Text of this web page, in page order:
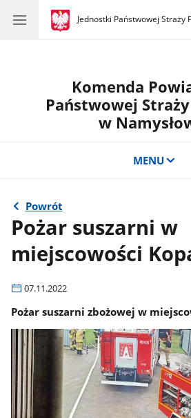
gov.pl
Jednostki Państwowej Straży
gov.pl
Jednostki
Komenda
Państwowej
w
MENU
Powrót
Pożar suszarni w
miejscowości
07.11.2022
Pożar suszarni zbożowej w